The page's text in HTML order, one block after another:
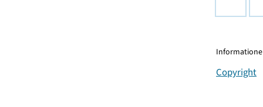
Copyright